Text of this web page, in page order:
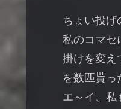
ちょい投げ
私のコマセ
掛けを変え
を数匹貰っ
エ～イ、私